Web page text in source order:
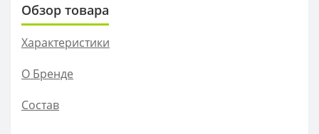
Обзор товара
Характеристики
О Бренде
Состав